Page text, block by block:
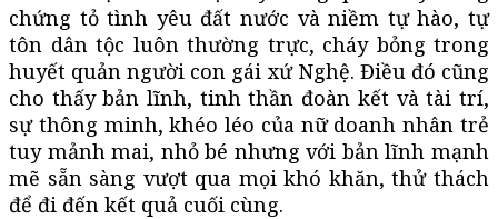
chứng tỏ tình yêu đất nước và niềm tự hào, tự
tôn dân tộc luôn thường trực, cháy bỏng trong
huyết quản người con gái xứ Nghệ. Điều đó cũng
cho thấy bản lĩnh, tinh thần đoàn kết và tài trí,
sự thông minh, khéo léo của nữ doanh nhân trẻ
tuy mảnh mai, nhỏ bé nhưng với bản lĩnh mạnh
mẽ sẵn sàng vượt qua mọi khó khăn, thử thách
để đi đến kết quả cuối cùng.